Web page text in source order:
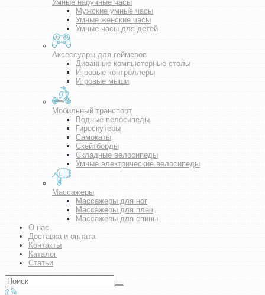
Умные наручные часы
Мужские умные часы
Умные женские часы
Умные часы для детей
Аксессуары для геймеров
Диванные компьютерные столы
Игровые контроллеры
Игровые мыши
Мобильный транспорт
Водные велосипеды
Гироскутеры
Самокаты
Скейтборды
Складные велосипеды
Умные электрические велосипеды
Массажеры
Массажеры для ног
Массажеры для плеч
Массажеры для спины
О нас
Доставка и оплата
Контакты
Каталог
Статьи